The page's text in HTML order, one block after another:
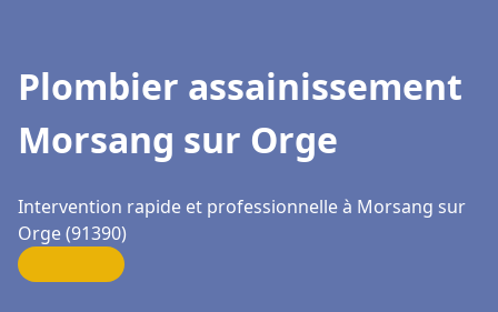
Plombier assainissement
Morsang sur Orge
Intervention rapide et professionnelle à Morsang sur
Orge (91390)